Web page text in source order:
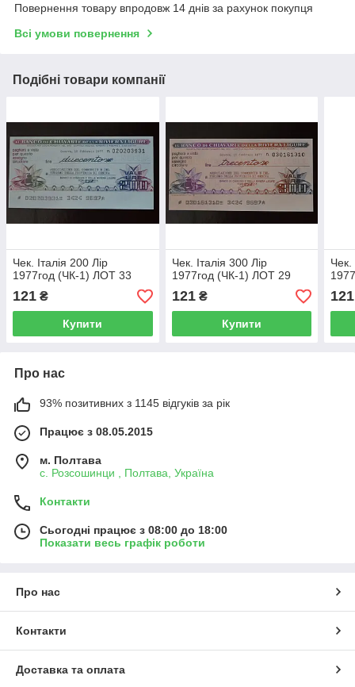
Повернення товару впродовж 14 днів за рахунок покупця
Всі умови повернення
Подібні товари компанії
Чек. Італія 200 Лір
1977год (ЧК-1) ЛОТ 33
121 ₴
Купити
Чек. Італія 300 Лір
1977год (ЧК-1) ЛОТ 29
121₴
Купити
Чек.
121
Про нас
93% позитивних з 1145 відгуків за рік
Працює з 08.05.2015
м. Полтава
с. Розсошинци , Полтава, Україна
Контакти
Сьогодні працює з 08:00 до 18:00
Показати весь графік роботи
Про нас
Контакти
Доставка та оплата